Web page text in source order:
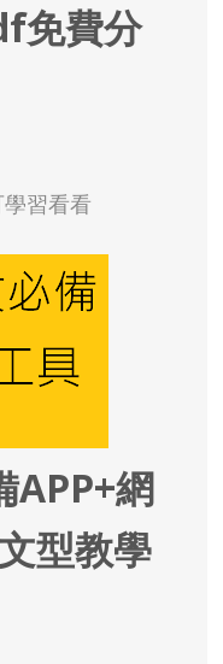
免費分
習看看
APP+網
型教學